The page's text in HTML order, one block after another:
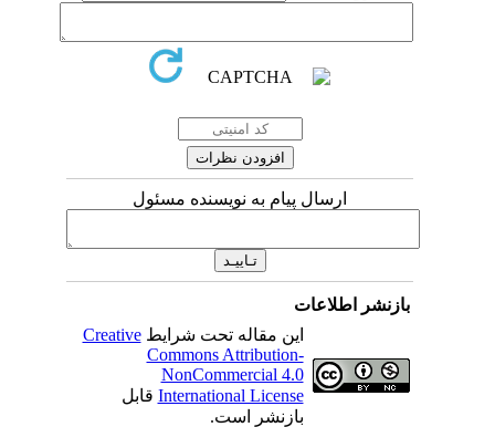
ارسال پیام به نویسنده مسئول
بازنشر اطلاعات
این مقاله تحت شرایطCreative
Commons Attribution-
NonCommercial 4.0
International Licenseقابل
بازنشر است.